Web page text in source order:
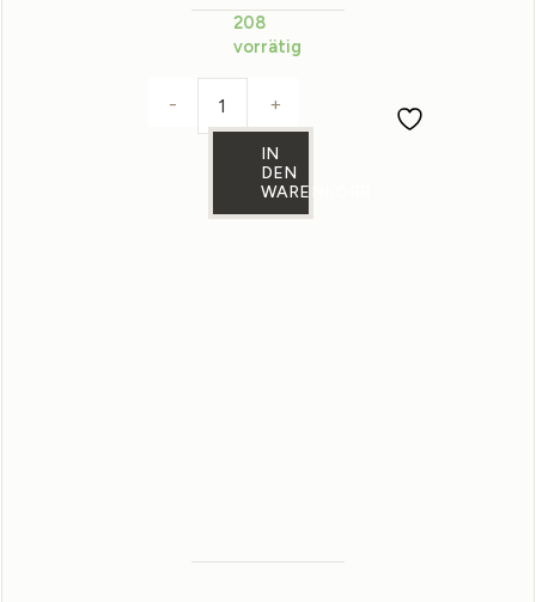
208
vorrätig
Stoffmuster Leinenstoff in Rose
- +
IN
DEN
WARENKORB